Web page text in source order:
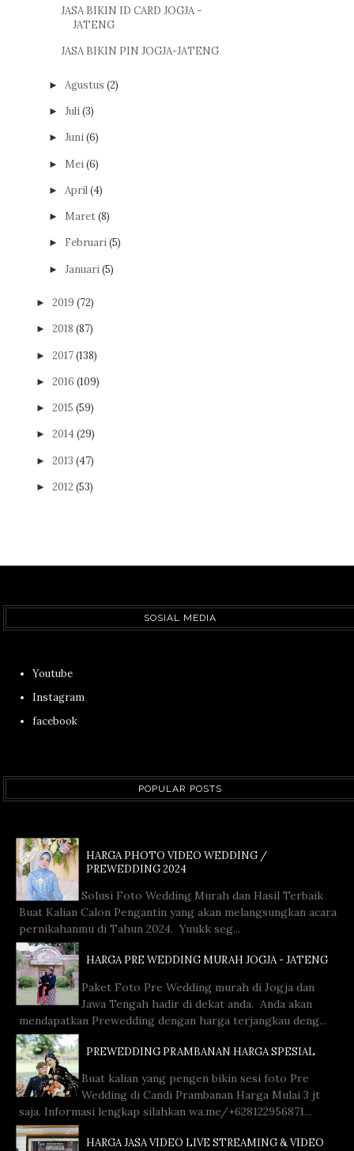
JASA BIKIN ID CARD JOGJA -
JATENG
JASA BIKIN PIN JOGJA-JATENG
► Agustus (2)
► Juli(3)
► Juni(6)
► Mei(6)
► April(4)
► Maret(8)
► Februari(5)
► Januari(5)
► 2019 (72)
► 2018 (87)
► 2017(138)
► 2016 (109)
► 2015 (59)
► 2014(29)
► 2013 (47)
► 2012 (53)
SOSIAL MEDIA
Youtube
Instagram
facebook
POPULAR POSTS
HARGA PHOTO VIDEO WEDDING /
PREWEDDING 2024
Solusi Foto Wedding Murah dan Hasil Terbaik
Buat Kalian Calon Pengantin yang akan melangsungkan acara
pernikahanmu di Tahun 2024. Yuukk seg...
HARGA PRE WEDDING MURAH JOGJA - JATENG
Paket Foto Pre Wedding murah di Jogja dan
Jawa Tengah hadir di dekat anda. Anda akan
mendapatkan Prewedding dengan harga terjangkau deng...
PREWEDDING PRAMBANAN HARGA SPESIAL
Buat kalian yang pengen bikin sesi foto Pre
Wedding di Candi Prambanan Harga Mulai 3 jt
saja. Informasi lengkap silahkan wa.me/+628122956871...
HARGA JASA VIDEO LIVE STREAMING & VIDEO